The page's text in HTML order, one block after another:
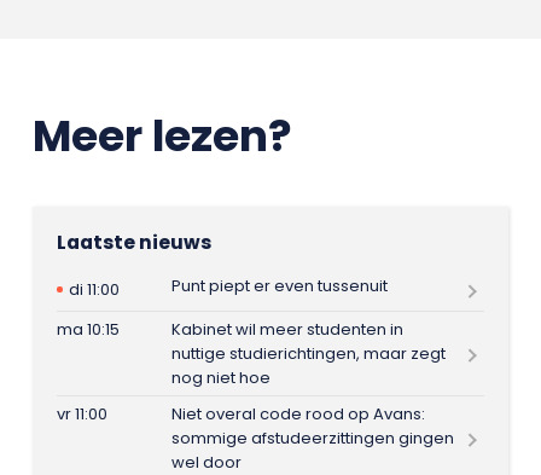
Meer lezen?
Laatste nieuws
di 11:00
Punt piept er even tussenuit
ma 10:15
Kabinet wil meer studenten in
nuttige studierichtingen, maar zegt
nog niet hoe
vr 11:00
Niet overal code rood op Avans:
sommige afstudeerzittingen gingen
wel door